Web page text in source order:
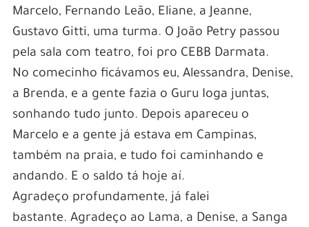
Marcelo, Fernando Leão, Eliane, a Jeanne,
Gustavo Gitti, uma turma. O João Petry passou
pela sala com teatro, foi pro CEBB Darmata.
No comecinho ficávamos eu, Alessandra, Denise,
a Brenda, e a gente fazia o Guru Ioga juntas,
sonhando tudo junto. Depois apareceu o
Marcelo e a gente já estava em Campinas,
também na praia, e tudo foi caminhando e
andando. E o saldo tá hoje aí.
Agradeço profundamente, já falei
bastante. Agradeço ao Lama, a Denise, a Sanga